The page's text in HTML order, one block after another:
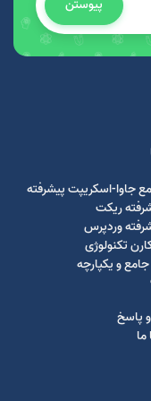
پیوستن
جاوا-اسکریپت پیشرفته
ریکت
وردپرس
تکنولوژی
و یکپارچه
پاسخ
ما